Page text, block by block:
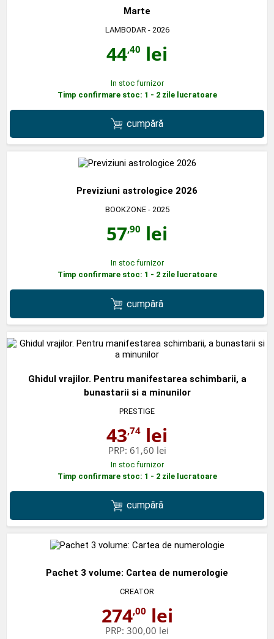
Marte
LAMBODAR - 2026
44,40 lei
In stoc furnizor
Timp confirmare stoc: 1 - 2 zile lucratoare
cumpără
Previziuni astrologice 2026
BOOKZONE- 2025
57,90 lei
In stoc furnizor
Timp confirmare stoc: 1 - 2 zile lucratoare
cumpără
Ghidul vrajilor. Pentru manifestarea schimbarii, a
bunastarii si a minunilor
PRESTIGE
43,74 lei
PRP: 61,60 lei
In stoc furnizor
Timp confirmare stoc: 1 - 2 zile lucratoare
cumpără
Pachet 3 volume: Cartea de numerologie
CREATOR
274,00 lei
PRP: 300,00 lei